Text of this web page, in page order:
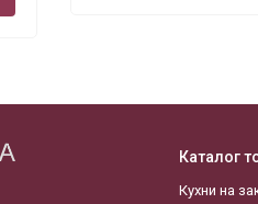
Каталог
Кухни на